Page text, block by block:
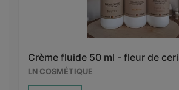
Crème fluide 50 ml - fleur de
LN COSMÉTIQUE